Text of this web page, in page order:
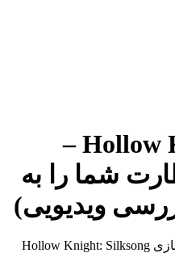
Hollow Knight: Silksong –
شما را به
ویدیویی)
پس از سال‌ها انتظار طاقت‌فرسا، بازی Hollow Knight: Silksong